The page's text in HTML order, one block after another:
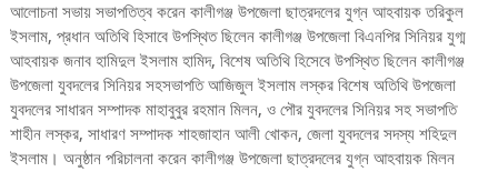
আলোচনা সভায় সভাপতিত্ব করেন কালীগঞ্জ উপজেলা ছাত্রদলের যুগ্ন আহবায়ক তরিকুল
ইসলাম, প্রধান অতিথি হিসাবে উপস্থিত ছিলেন কালীগঞ্জ উপজেলা বিএনপির সিনিয়র যুগ্ম
আহবায়ক জনাব হামিদুল ইসলাম হামিদ, বিশেষ অতিথি হিসেবে উপস্থিত ছিলেন কালীগঞ্জ
উপজেলা যুবদলের সিনিয়র সহসভাপতি আজিজুল ইসলাম লস্কর বিশেষ অতিথি উপজেলা
যুবদলের সাধারন সম্পাদক মাহাবুবুর রহমান মিলন, ও পৌর যুবদলের সিনিয়র সহ সভাপতি
শাহীন লস্কর, সাধারণ সম্পাদক শাহজাহান আলী খোকন, জেলা যুবদলের সদস্য শহিদুল
ইসলাম। অনুষ্ঠান পরিচালনা করেন কালীগঞ্জ উপজেলা ছাত্রদলের যুগ্ন আহবায়ক মিলন